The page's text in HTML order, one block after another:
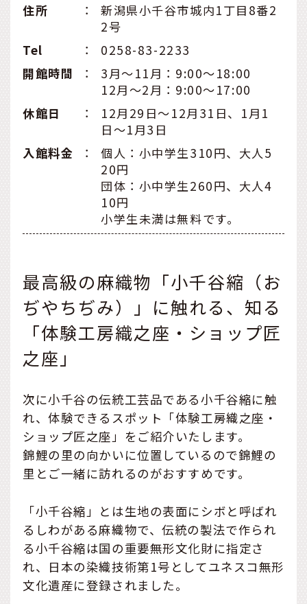
住所
：
新潟県小千谷市城内1丁目8番2
2号
Tel
：
0258-83-2233
開館時間
：
3月～11月：9:00～18:00
12月～2月：9:00～17:00
休館日
：
12月29日～12月31日、1月1
日～1月3日
入館料金
：
個人：小中学生310円、大人5
20円
団体：小中学生260円、大人4
10円
小学生未満は無料です。
最高級の麻織物「小千谷縮（お
ぢやちぢみ）」に触れる、知る
「体験工房織之座・ショップ匠
之座」
次に小千谷の伝統工芸品である小千谷縮に触
れ、体験できるスポット「体験工房織之座・
ショップ匠之座」をご紹介いたします。
錦鯉の里の向かいに位置しているので錦鯉の
里とご一緒に訪れるのがおすすめです。
「小千谷縮」とは生地の表面にシボと呼ばれ
るしわがある麻織物で、伝統の製法で作られ
る小千谷縮は国の重要無形文化財に指定さ
れ、日本の染織技術第1号としてユネスコ無形
文化遺産に登録されました。